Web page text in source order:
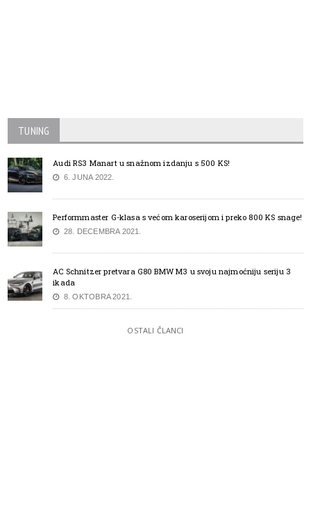
TUNING
Audi RS3 Manart u snažnom izdanju s 500 KS!
6. JUNA 2022.
Performmaster G-klasa s većom karoserijom i preko 800 KS snage!
28. DECEMBRA 2021.
AC Schnitzer pretvara G80 BMW M3 u svoju najmoćniju seriju 3
ikada
8. OKTOBRA 2021.
OSTALI ČLANCI